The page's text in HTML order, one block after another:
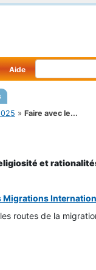
Aide
» Faire avec le...
et
Migrations
routes de la